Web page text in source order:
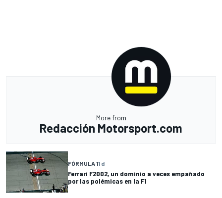
More from
Redacción Motorsport.com
FÓRMULA 11 d
Ferrari F2002, un dominio a veces empañado
por las polémicas en la F1